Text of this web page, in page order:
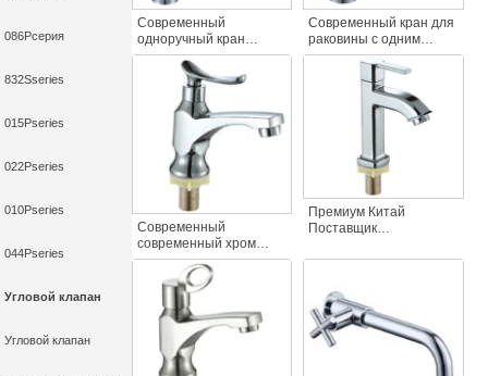
086Pсерия
832Sseries
015Pseries
022Pseries
010Pseries
044Pseries
Угловой клапан
Угловой клапан
Современный
одноручный кран
прочный железный
покрытие цинк пластик
рукав один холодная
вода бассейн раковина
кран для волос
слюнявчики
Современный кран для
раковины с одним
отверстием с
прозрачной цинковой
ручкой ПВХ сгоны для
ванной комнаты
Современный
современный хром
один холодной воды
бассейна кран
цинковый сплав палубе
монтируется раковина
воды кран для кухни и
ванной комнаты
Премиум Китай
Поставщик
Хром Одной Ручкой
Бассейн Кран
Цинковый Сплав Щетка
Никель Мыть Раковину
Краны